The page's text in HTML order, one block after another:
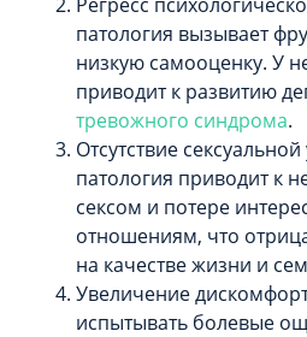
патология вызывает
низкую самооценку. У
приводит к развитию
тревожного синдрома.
Отсутствие
патология приводит к
сексом и потере
отношениям, что
на качестве жизни и
Увеличение
испытывать болевые